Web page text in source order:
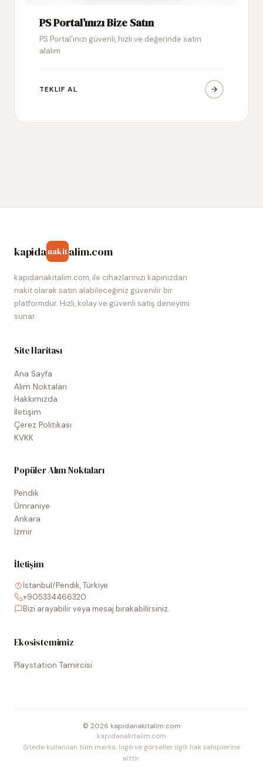
PS Portal’ınızı Bize Satın
PS Portal’ınızı güvenli, hızlı ve değerinde satın
alalım
TEKLIF AL
kapidanakitalim.com
kapidanakitalim.com, ile cihazlarınızı kapınızdan
nakit olarak satın alabileceğiniz güvenilir bir
platformdur. Hızlı, kolay ve güvenli satış deneyimi
sunar.
Site Haritası
Ana Sayfa
Alım Noktaları
Hakkımızda
İletişim
Çerez Politikası
KVKK
Popüler Alım Noktaları
Pendik
Ümraniye
Ankara
İzmir
İletişim
İstanbul/Pendik, Türkiye
+905334466320
Bizi arayabilir veya mesaj bırakabilirsiniz.
Ekosistemimiz
Playstation Tamircisi
© 2026 kapidanakitalim.com
kapidanakitalim.com
Sitede kullanılan tüm marka, logo ve görseller ilgili hak sahiplerine
aittir.